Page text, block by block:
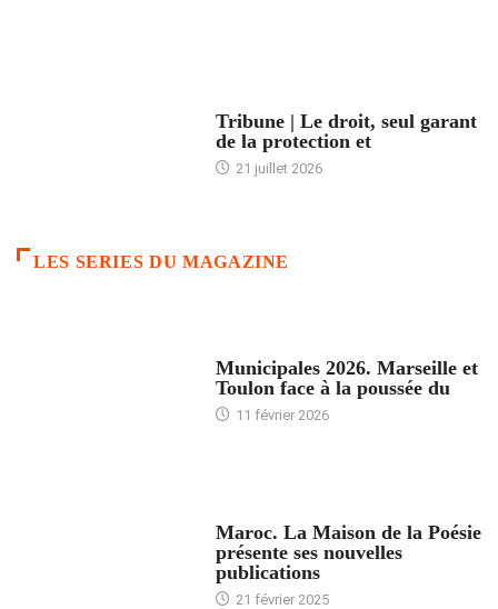
Tribune | Le droit, seul garant
de la protection et
21 juillet 2026
LES SERIES DU MAGAZINE
Municipales 2026. Marseille et
Toulon face à la poussée du
11 février 2026
Maroc. La Maison de la Poésie
présente ses nouvelles
publications
21 février 2025